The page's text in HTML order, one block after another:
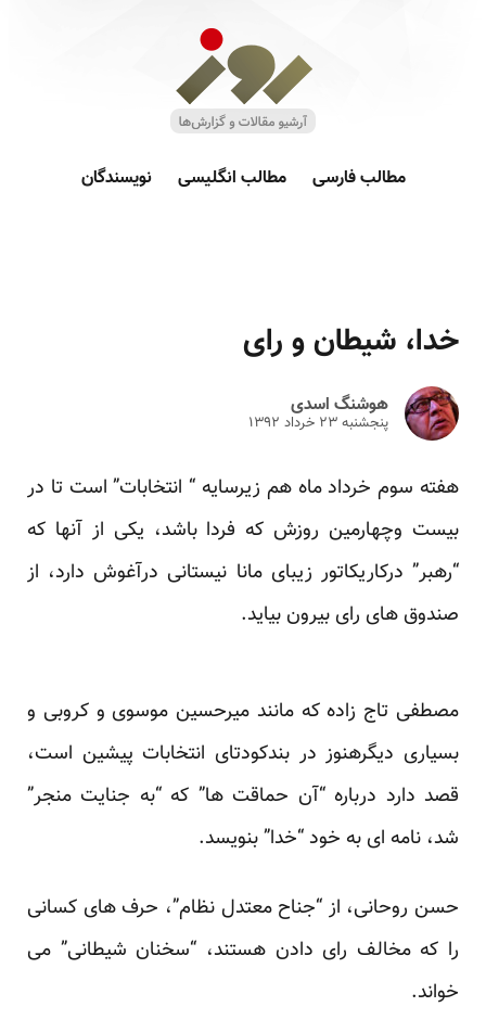
مطالب فارسی مطالب انگلیسی نویسندگان
خدا، شیطان و رای
هوشنگ اسدی
پنجشنبه ۲۳ خرداد ۱۳۹۲
هفته سوم خرداد ماه هم زیرسایه “ انتخابات” است تا در
بیست وچهارمین روزش که فردا باشد، یکی از آنها که
“رهبر” درکاریکاتور زیبای مانا نیستانی درآغوش دارد، از
صندوق های رای بیرون بیاید.
مصطفی تاج زاده که مانند میرحسین موسوی و کروبی و
بسیاری دیگرهنوز در بندکودتای انتخابات پیشین است،
قصد دارد درباره “آن حماقت ها” که “به جنایت منجر”
شد، نامه ای به خود “خدا” بنویسد.
حسن روحانی، از “جناح معتدل نظام”، حرف های کسانی
را که مخالف رای دادن هستند، “سخنان شیطانی” می
خواند.